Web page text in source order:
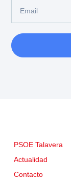
PSOE Talavera
Actualidad
Contacto